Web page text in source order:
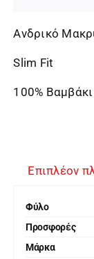
Ανδρικό
Slim Fit
100% Βαμβάκι
Επιπλέον
Φύλο
Προσφορές
Μάρκα